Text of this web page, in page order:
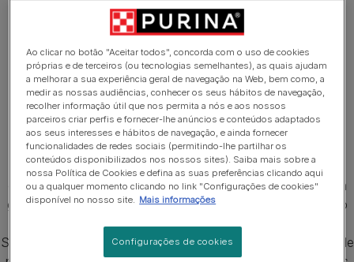
Principais características da
raça de gatos Selkirk Rex
É um gato de porte médio a grande e com uma estrutura
óssea pesada, que lhe dá um peso surpreendente para um
gato e transmite uma ideia de poder. Tem uma constituição
robusta, focinho curto e uma cabeça redonda. Os gatos
Selkirk Rex podem ter o pelo longo ou curto. Os três tipos de
1 de 3
Ao clicar no botão "Aceitar todos", concorda com o uso de cookies
próprias e de terceiros (ou tecnologias semelhantes), as quais ajudam
a melhorar a sua experiência geral de navegação na Web, bem como, a
medir as nossas audiências, conhecer os seus hábitos de navegação,
recolher informação útil que nos permita a nós e aos nossos
parceiros criar perfis e fornecer-lhe anúncios e conteúdos adaptados
aos seus interesses e hábitos de navegação, e ainda fornecer
funcionalidades de redes sociais (permitindo-lhe partilhar os
conteúdos disponibilizados nos nossos sites). Saiba mais sobre a
nossa Política de Cookies e defina as suas preferências clicando aqui
ou a qualquer momento clicando no link "Configurações de cookies"
disponível no nosso site. Mais informações
Configurações de cookies